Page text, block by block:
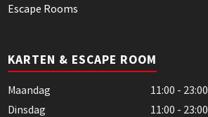
Escape Rooms
KARTEN & ESCAPE ROOM
Maandag
11:00 - 23:00
Dinsdag
11:00 - 23:00